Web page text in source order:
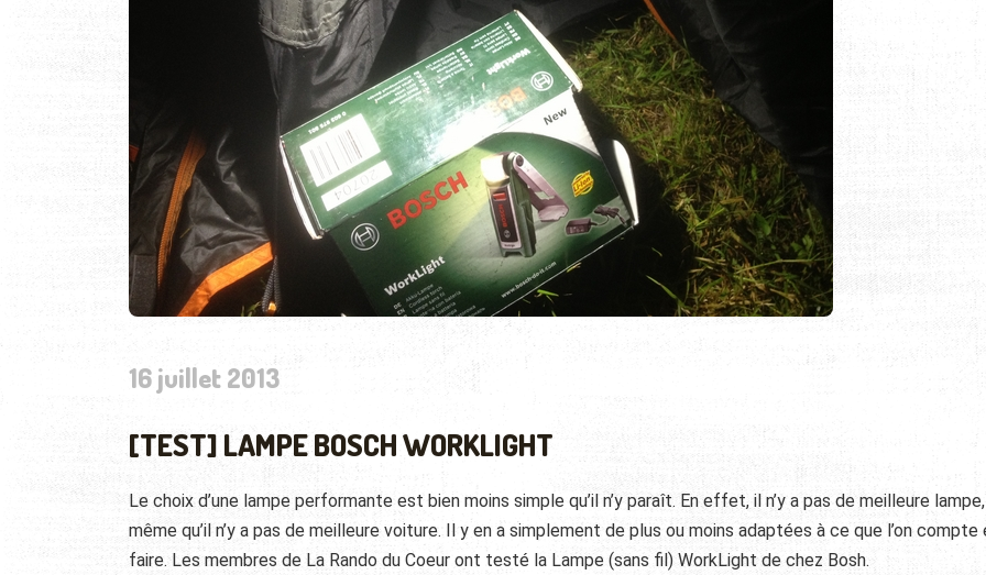
16 juillet 2013
[TEST] LAMPE BOSCH WORKLIGHT
Le choix d’une lampe performante est bien moins simple qu’il n’y paraît. En effet, il n’y a pas de meilleure
même qu’il n’y a pas de meilleure voiture. Il y en a simplement de plus ou moins adaptées à ce que l’on compte
faire. Les membres de La Rando du Coeur ont testé la Lampe (sans fil) WorkLight de chez Bosh.